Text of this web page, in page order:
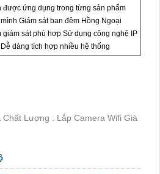
được ứng dụng trong từng sản phẩm
Giám sát ban đêm Hồng Ngoại
giám sát phù hơp Sử dụng công nghệ IP
dàng tích hợp nhiều hệ thống
Lượng : Lắp Camera Wifi Giá